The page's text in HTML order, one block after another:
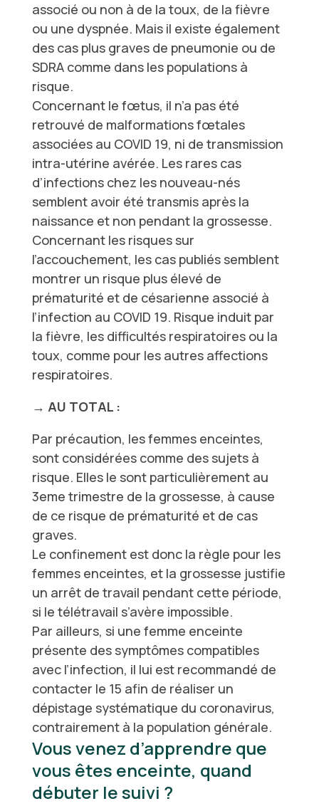
associé ou non à de la toux, de la fièvre
ou une dyspnée. Mais il existe également
des cas plus graves de pneumonie ou de
SDRA comme dans les populations à
risque.
Concernant le fœtus, il n’a pas été
retrouvé de malformations fœtales
associées au COVID 19, ni de transmission
intra-utérine avérée. Les rares cas
d’infections chez les nouveau-nés
semblent avoir été transmis après la
naissance et non pendant la grossesse.
Concernant les risques sur
l’accouchement, les cas publiés semblent
montrer un risque plus élevé de
prématurité et de césarienne associé à
l’infection au COVID 19. Risque induit par
la fièvre, les difficultés respiratoires ou la
toux, comme pour les autres affections
respiratoires.
→ AU TOTAL :
Par précaution, les femmes enceintes,
sont considérées comme des sujets à
risque. Elles le sont particulièrement au
3eme trimestre de la grossesse, à cause
de ce risque de prématurité et de cas
graves.
Le confinement est donc la règle pour les
femmes enceintes, et la grossesse justifie
un arrêt de travail pendant cette période,
si le télétravail s’avère impossible.
Par ailleurs, si une femme enceinte
présente des symptômes compatibles
avec l’infection, il lui est recommandé de
contacter le 15 afin de réaliser un
dépistage systématique du coronavirus,
contrairement à la population générale.
Vous venez d’apprendre que
vous êtes enceinte, quand
débuter le suivi ?